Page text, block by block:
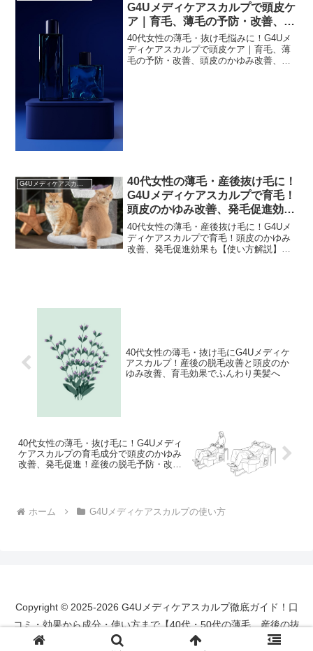
G4Uメディケアスカルプで頭皮ケ
ア｜育毛、薄毛の予防・改善、頭
皮のかゆみ改善、脱毛の予防、毛
生促進、発毛促進、ふけの改善、
病後・産後の脱毛改善、養毛効果
40代女性の薄毛・抜け毛悩みに！G4Uメ
ディケアスカルプで頭皮ケア｜育毛、薄
毛の予防・改善、頭皮のかゆみ改善、脱
40代女性の薄毛・産後抜け毛に！
G4Uメディケアスカルプで育毛！
頭皮のかゆみ改善、発毛促進効果
も【使い方解説】
40代女性の薄毛・産後抜け毛に！G4Uメ
ディケアスカルプで育毛！頭皮のかゆみ
改善、発毛促進効果も【使い方解説】
40代女性の薄毛・抜け毛にG4Uメディケ
アスカルプ！産後の脱毛改善と頭皮のか
ゆみ改善、育毛効果でふんわり美髪へ
40代女性の薄毛・抜け毛に！G4Uメディ
ケアスカルプの育毛成分で頭皮のかゆみ
改善、発毛促進！産後の脱毛予防・改善
ホーム G4Uメディケアスカルプの使い方
Copyright © 2025-2026 G4Uメディケアスカルプ徹底ガイド！口
コミ・効果から成分・使い方まで【40代・50代の薄毛、産後の抜
け毛対策にも】 All Rights Reserved.